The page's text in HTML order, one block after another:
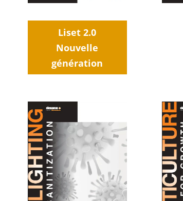
Liset 2.0
Nouvelle
génération